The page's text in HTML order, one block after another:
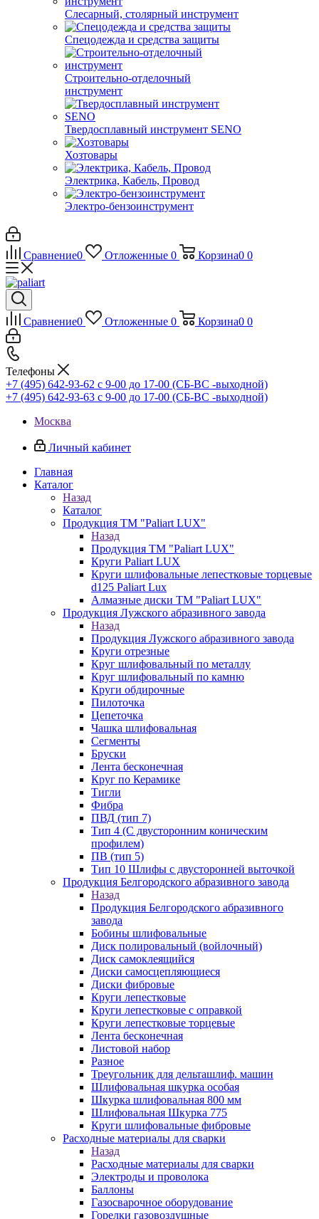
Слесарный, столярный инструмент
Спецодежда и средства защиты
Строительно-отделочный
инструмент
Твердосплавный инструмент SENO
Хозтовары
Электрика, Кабель, Провод
Электро-бензоинструмент
Сравнение0 Отложенные 0 Корзина0 0
Сравнение0 Отложенные 0 Корзина0 0
Телефоны
+7 (495) 642-93-62 c 9-00 до 17-00 (СБ-ВС -выходной)
+7 (495) 642-93-63 c 9-00 до 17-00 (СБ-ВС -выходной)
Москва
Личный кабинет
Главная
Каталог
Назад
Каталог
Продукция ТМ "Paliart LUX"
Назад
Продукция ТМ "Paliart LUX"
Круги Paliart LUX
Круги шлифовальные лепестковые торцевые
d125 Paliart Lux
Алмазные диски ТМ "Paliart LUX"
Продукция Лужского абразивного завода
Назад
Продукция Лужского абразивного завода
Круги отрезные
Круг шлифовальный по металлу
Круг шлифовальный по камню
Круги обдирочные
Пилоточка
Цепеточка
Чашка шлифовальная
Сегменты
Бруски
Лента бесконечная
Круг по Керамике
Тигли
Фибра
ПВД (тип 7)
Тип 4 (С двусторонним коническим
профилем)
ПВ (тип 5)
Тип 10 Шлифы с двусторонней выточкой
Продукция Белгородского абразивного завода
Назад
Продукция Белгородского абразивного
завода
Бобины шлифовальные
Диск полировальный (войлочный)
Диск самоклеящийся
Диски самосцепляющиеся
Диски фибровые
Круги лепестковые
Круги лепестковые с оправкой
Круги лепестковые торцевые
Лента бесконечная
Листовой набор
Разное
Треугольник для дельташлиф. машин
Шлифовальная шкурка особая
Шкурка шлифовальная 800 мм
Шлифовальная Шкурка 775
Круги шлифовальные фибровые
Расходные материалы для сварки
Назад
Расходные материалы для сварки
Электроды и проволока
Баллоны
Газосварочное оборудование
Горелки газовоздушные